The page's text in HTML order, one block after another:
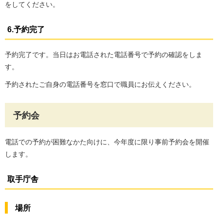
をしてください。
6.予約完了
予約完了です。当日はお電話された電話番号で予約の確認をしま
す。
予約されたご自身の電話番号を窓口で職員にお伝えください。
予約会
電話での予約が困難なかた向けに、今年度に限り事前予約会を開催
します。
取手庁舎
場所